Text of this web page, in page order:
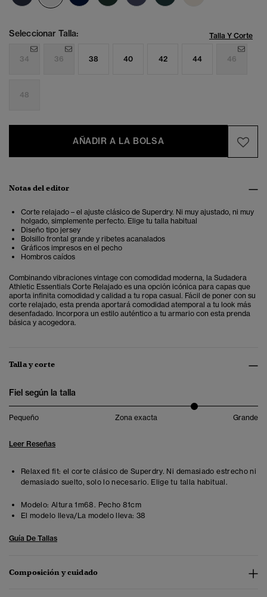
Seleccionar Talla: Talla Y Corte
34 36 38 40 42 44 46
48
AÑADIR A LA BOLSA
Notas del editor
Corte relajado – el ajuste clásico de Superdry. Ni muy ajustado, ni muy
holgado, simplemente perfecto. Elige tu talla habitual
Diseño tipo jersey
Bolsillo frontal grande y ribetes acanalados
Gráficos impresos en el pecho
Hombros caídos
Combinando vibraciones vintage con comodidad moderna, la Sudadera
Athletic Essentials Corte Relajado es una opción icónica para capas que
aporta infinita comodidad y calidad a tu ropa casual. Fácil de poner con su
corte relajado, esta prenda aportará comodidad atemporal a tu look más
desenfadado. Incorpora un estilo auténtico a tu armario con esta prenda
básica y acogedora.
Talla y corte
Fiel según la talla
Pequeño Zona exacta Grande
Leer Reseñas
Relaxed fit: el corte clásico de Superdry. Ni demasiado estrecho ni
demasiado suelto, solo lo necesario. Elige tu talla habitual.
Modelo: Altura 1m68. Pecho 81cm
El modelo lleva/La modelo lleva: 38
Guía De Tallas
Composición y cuidado